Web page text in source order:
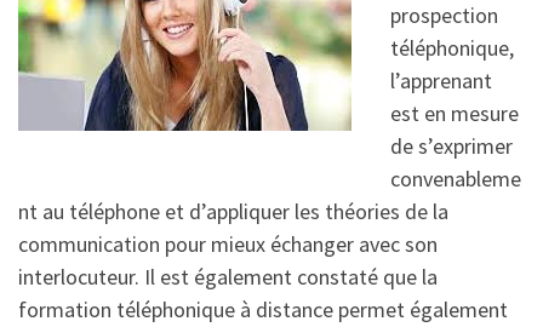
prospection
téléphonique,
l’apprenant
est en mesure
de s’exprimer
convenableme
nt au téléphone et d’appliquer les théories de la
communication pour mieux échanger avec son
interlocuteur. Il est également constaté que la
formation téléphonique à distance permet également